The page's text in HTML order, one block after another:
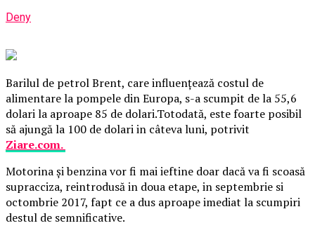
Deny
Barilul de petrol Brent, care influenţează costul de
alimentare la pompele din Europa, s-a scumpit de la 55,6
dolari la aproape 85 de dolari.Totodată, este foarte posibil
să ajungă la 100 de dolari in câteva luni, potrivit
Ziare.com.
Motorina şi benzina vor fi mai ieftine doar dacă va fi scoasă
supracciza, reintrodusă in doua etape, in septembrie si
octombrie 2017, fapt ce a dus aproape imediat la scumpiri
destul de semnificative.